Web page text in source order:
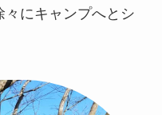
々にキャンプへとシ